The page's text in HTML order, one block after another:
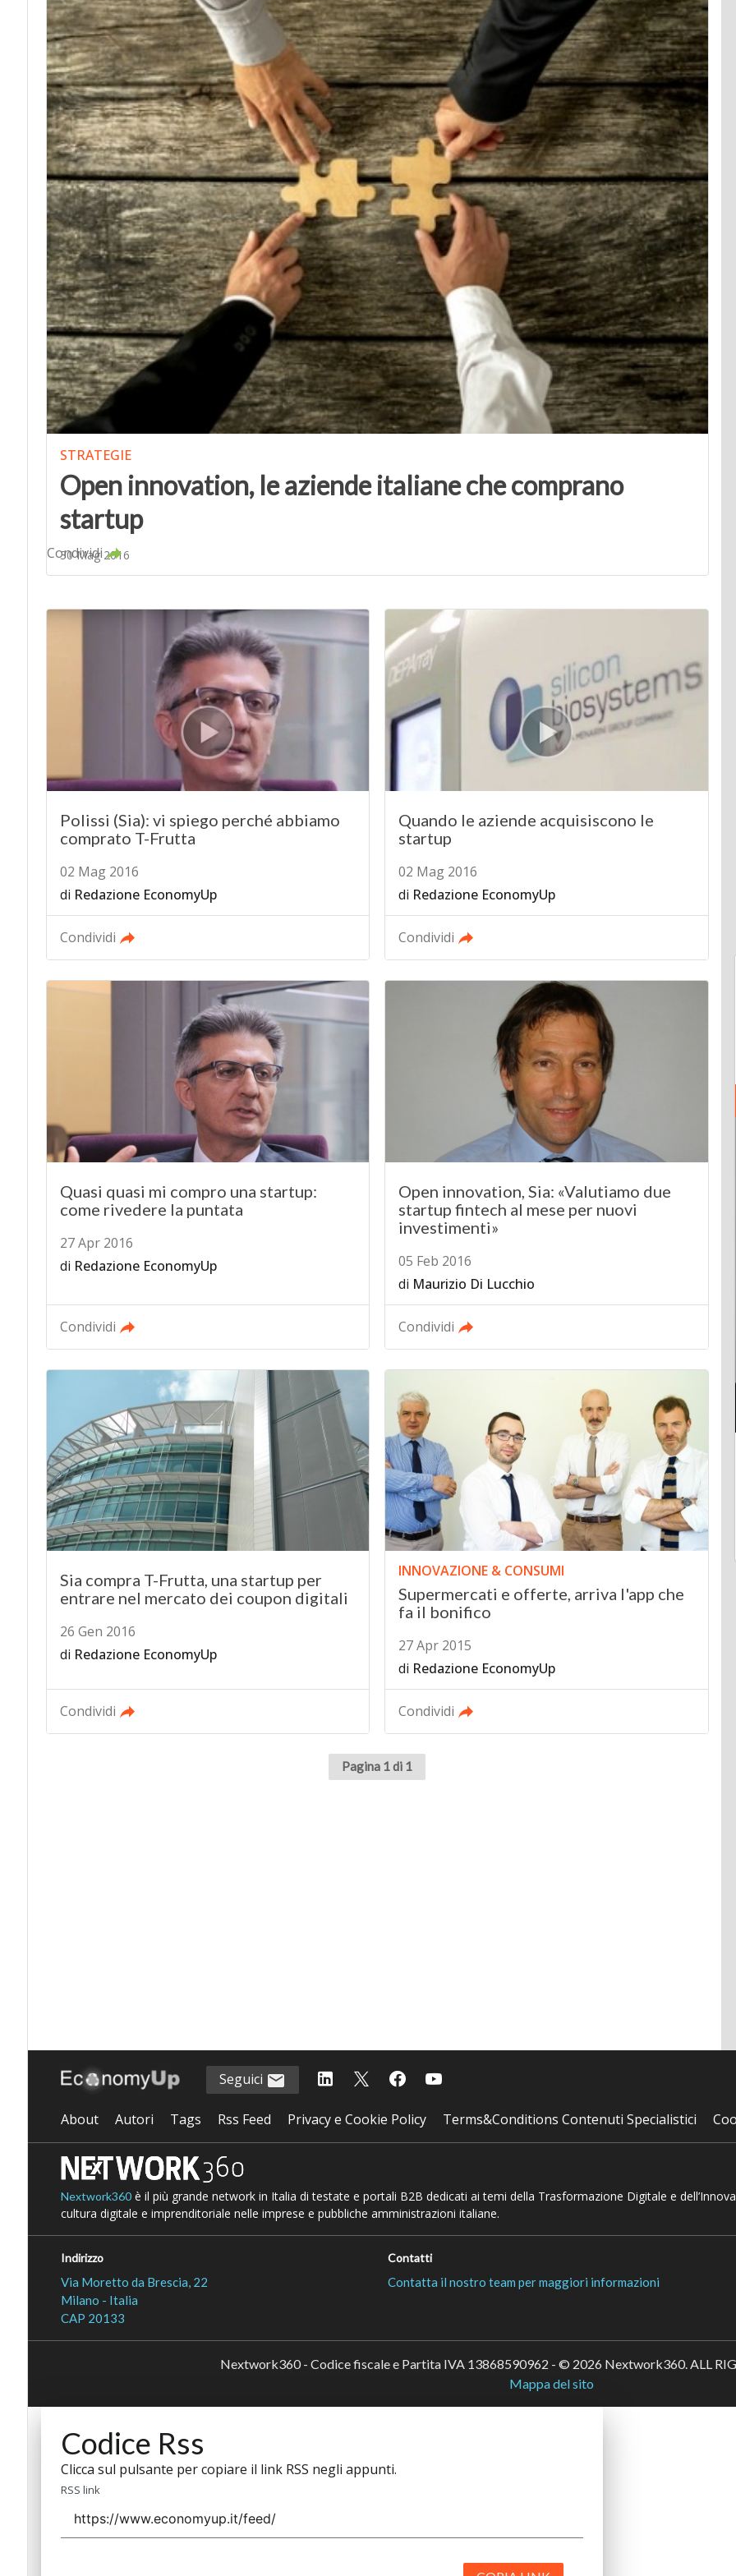
STRATEGIE
Open innovation, le aziende italiane che comprano
startup
30 Mag 2016
Condividi
Polissi (Sia): vi spiego perché abbiamo
comprato T-Frutta
02 Mag 2016
di Redazione EconomyUp
Condividi
Quando le aziende acquisiscono le
startup
02 Mag 2016
di Redazione EconomyUp
Condividi
Quasi quasi mi compro una startup:
come rivedere la puntata
27 Apr 2016
di Redazione EconomyUp
Condividi
Open innovation, Sia: «Valutiamo due
startup fintech al mese per nuovi
investimenti»
05 Feb 2016
di Maurizio Di Lucchio
Condividi
Sia compra T-Frutta, una startup per
entrare nel mercato dei coupon digitali
26 Gen 2016
di Redazione EconomyUp
Condividi
INNOVAZIONE & CONSUMI
Supermercati e offerte, arriva l'app che
fa il bonifico
27 Apr 2015
di Redazione EconomyUp
Condividi
Pagina 1 di 1
Seguici
About Autori Tags Rss Feed Privacy e Cookie Policy Terms&Conditions Contenuti Specialistici
Nextwork360è il più grande network in Italia di testate e portali B2B dedicati ai temi della Trasformazione Digitale e
cultura digitale e imprenditoriale nelle imprese e pubbliche amministrazioni italiane.
Indirizzo
Via Moretto da Brescia, 22
Milano - Italia
CAP 20133
Contatti
Contatta il nostro team per maggiori informazioni
Nextwork360 - Codice fiscale e Partita IVA 13868590962 - © 2026 Nextwork360. ALL
Mappa del sito
Codice Rss
Clicca sul pulsante per copiare il link RSS negli appunti.
RSS link